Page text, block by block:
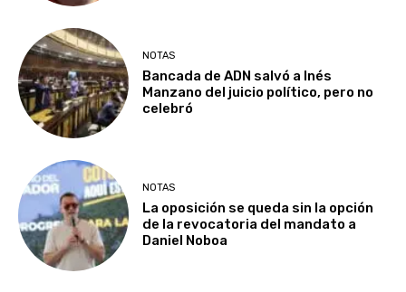
NOTAS
Bancada de ADN salvó a Inés
Manzano del juicio político, pero no
celebró
NOTAS
La oposición se queda sin la opción
de la revocatoria del mandato a
Daniel Noboa